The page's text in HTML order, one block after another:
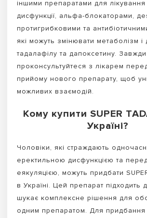
іншими препаратами для лікування
дисфункції, альфа-блокаторами,
протигрибковими та
які можуть змінювати метаболізм і
тадалафілу та дапоксетину. Завжди
проконсультуйтеся з лікарем
прийому нового препарату, щоб
можливих взаємодій.
Кому купити SUPER
Україні?
Чоловіки, які страждають
еректильною дисфункцією та
еякуляцією, можуть придбати
в Україні. Цей препарат підходить
шукає комплексне рішення для
одним препаратом. Для придбання